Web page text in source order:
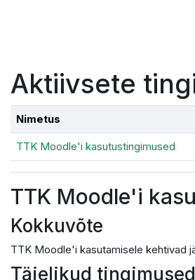
Aktiivsete
Nimetus
TTK Moodle'i kasutustingimused
TTK Moodle'i
Kokkuvõte
TTK Moodle'i kasutamisele kehtivad
Täielikud tingimused